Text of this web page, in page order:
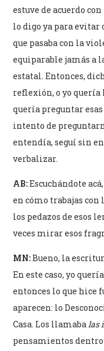
estuve de acuerdo
lo digo ya para
que pasaba con la
equiparable jamás a
estatal. Entonces,
reflexión, o yo
quería preguntar esas
intento de
entendía, seguí sin
verbalizar.
AB:Escuchándote
en cómo trabajas con
los pedazos de esos
veces mirar esos
MN:Bueno, la
En este caso, yo
entonces lo que hice
aparecen: lo
Casa. Los llamabalas
pensamientos dentro